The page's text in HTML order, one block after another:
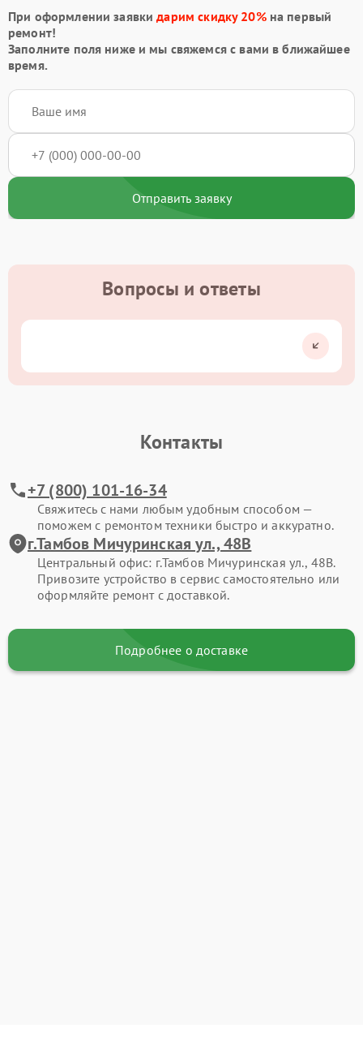
При оформлении заявкидарим скидку 20%на первый
ремонт!
Заполните поля ниже и мы свяжемся с вами в ближайшее
время.
Отправить заявку
Вопросы и ответы
Контакты
+7 (800) 101-16-34
Свяжитесь с нами любым удобным способом —
поможем с ремонтом техники быстро и аккуратно.
г.Тамбов Мичуринская ул., 48В
Центральный офис: г.Тамбов Мичуринская ул., 48В.
Привозите устройство в сервис самостоятельно или
оформляйте ремонт с доставкой.
Подробнее о доставке